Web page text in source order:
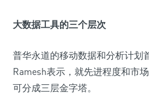
大数据工具的三个层次
普华永道的移动数据和分析计划
Ramesh表示，就先进程度和市
可分成三层金字塔。